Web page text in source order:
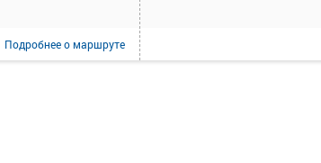
Подробнеео маршруте